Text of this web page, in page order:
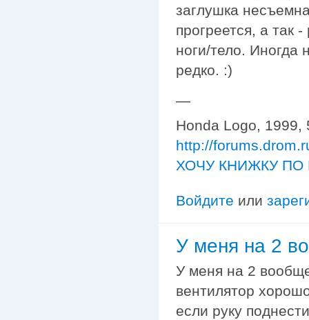
заглушка
прогреется, а так
ноги/тело. Иногда
редко. :)
—
Honda Logo, 1999,
http://
ХОЧУ КНИЖКУ ПО
Войдите или
У меня на 2
У меня на 2
вентилятор
если руку